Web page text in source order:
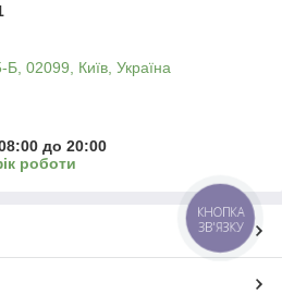
Б, 02099, Київ, Україна
до 20:00
роботи
КНОПКА
ЗВ'ЯЗКУ